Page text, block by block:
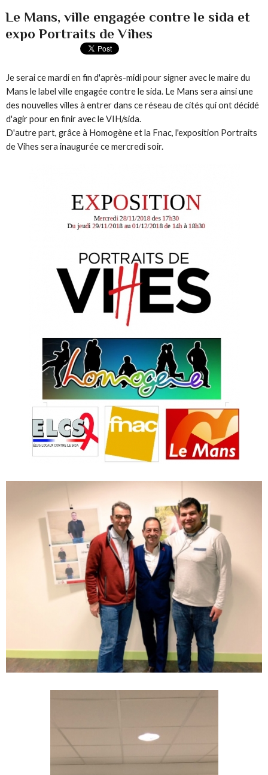
Le Mans, ville engagée contre le sida et
expo Portraits de Vihes
Je serai ce mardi en fin d'après-midi pour signer avec le maire du
Mans le label ville engagée contre le sida. Le Mans sera ainsi une
des nouvelles villes à entrer dans ce réseau de cités qui ont décidé
d'agir pour en finir avec le VIH/sida.
D'autre part, grâce à Homogène et la Fnac, l'exposition Portraits
de Vihes sera inaugurée ce mercredi soir.